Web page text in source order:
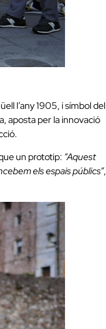
l’any 1905, i símbol del
aposta per la innovació
un prototip: “Aquest
els espais públics”,